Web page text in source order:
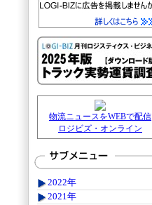
物流ニュースをWEBで配信
ロジビズ・オンライン
2022年
2021年